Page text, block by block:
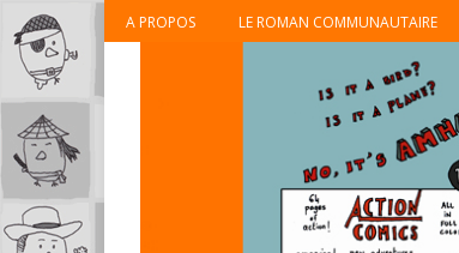
A PROPOS LE ROMAN COMMUNAUTAIRE